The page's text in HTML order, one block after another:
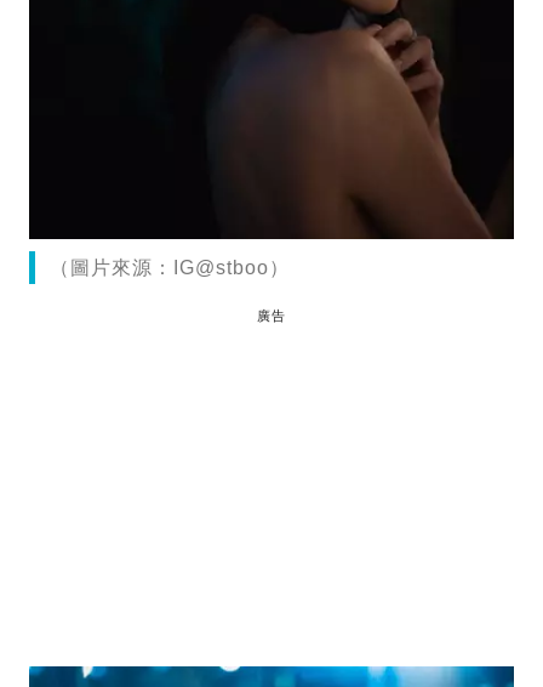
（圖片來源：IG@stboo）
廣告